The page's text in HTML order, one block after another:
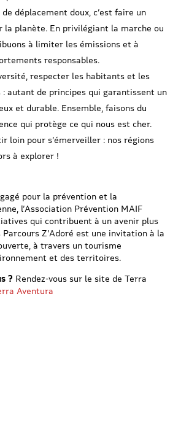
déplacement doux, c’est faire un
la planète. En privilégiant la marche ou
à limiter les émissions et à
responsables.
respecter les habitants et les
: autant de principes qui garantissent un
et durable. Ensemble, faisons du
qui protège ce qui nous est cher.
loin pour s’émerveiller : nos régions
à explorer !
pour la prévention et la
l’Association Prévention MAIF
qui contribuent à un avenir plus
Parcours Z’Adoré est une invitation à la
à travers un tourisme
et des territoires.
? Rendez-vous sur le site de Terra
Aventura